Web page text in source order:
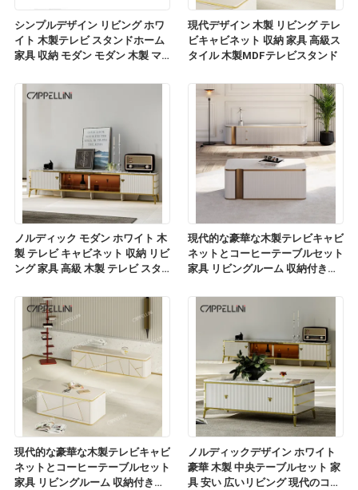
シンプルデザイン リビング ホワ
イト 木製テレビ スタンドホーム
家具 収納 モダン モダン 木製 マ
ャビネット
現代デザイン 木製 リビング テレ
ビキャビネット 収納 家具 高級ス
タイル 木製MDFテレビスタンド
ノルディック モダン ホワイト 木
製 テレビ キャビネット 収納 リビ
ング 家具 高級 木製 テレビ スタ
現代的な豪華な木製テレビキャビ
ネットとコーヒーテーブルセット
家具 リビングルーム 収納付きの
現代的な豪華な木製テレビキャビ
ネットとコーヒーテーブルセット
家具 リビングルーム 収納付きの
ノルディックデザイン ホワイト
豪華 木製 中央テーブルセット 家
具 安い 広いリビング 現代のコー